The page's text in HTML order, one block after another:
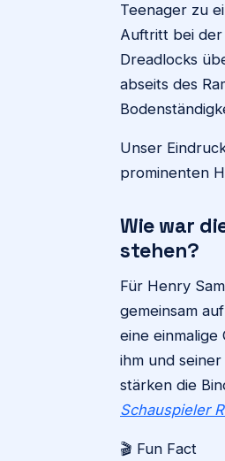
Teenager zu
Auftritt bei der
Dreadlocks
abseits des
Unser
prominenten
Wie war
stehen?
Für Henry
gemeinsam
eine
ihm und
stärken die
Schauspieler
🎬 Fun Fact